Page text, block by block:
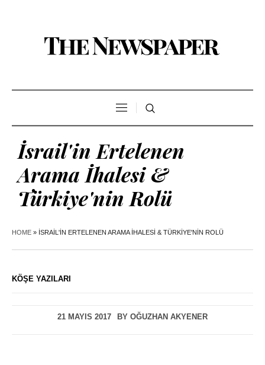
İsrail'in Ertelenen
Arama İhalesi &
Türkiye'nin Rolü
HOME » İSRAIL'IN ERTELENEN ARAMA İHALESI & TÜRKIYE'NIN ROLÜ
KÖŞE YAZILARI
21 MAYIS 2017 BY OĞUZHAN AKYENER